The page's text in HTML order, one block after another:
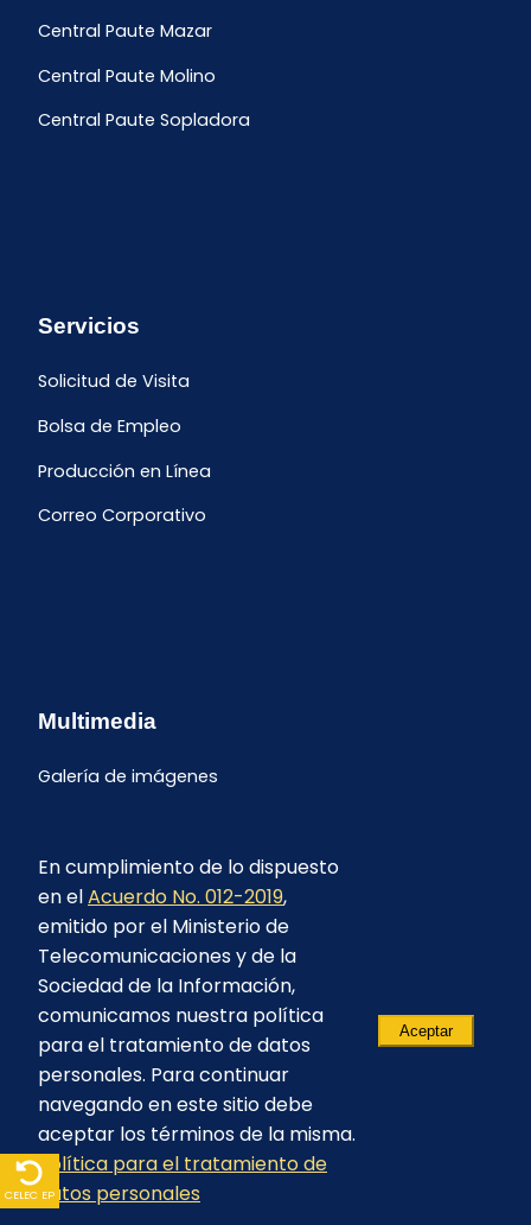
Central Paute Mazar
Central Paute Molino
Central Paute Sopladora
Servicios
Solicitud de Visita
Bolsa de Empleo
Producción en Línea
Correo Corporativo
Multimedia
Galería de imágenes
© 2023 - CELEC EP - Todos los derechos
reservados
En cumplimiento de lo dispuesto
en elAcuerdo No. 012-2019,
emitido por el Ministerio de
Telecomunicaciones y de la
Sociedad de la Información,
comunicamos nuestra política
para el tratamiento de datos
personales. Para continuar
navegando en este sitio debe
aceptar los términos de la misma.
Política para el tratamiento de
datos personales
Aceptar
CELEC EP